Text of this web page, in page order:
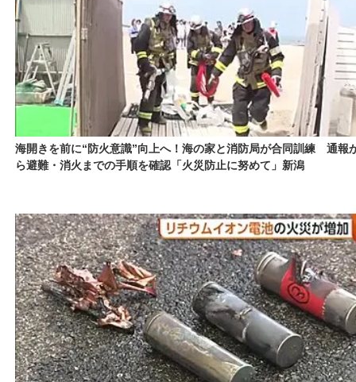
海開きを前に“防火意識”向上へ！海の家と消防局が合同訓練 通報
ら避難・消火までの手順を確認「火災防止に努めて」新潟